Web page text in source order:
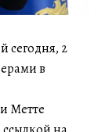
сегодня, 2
в
Метте